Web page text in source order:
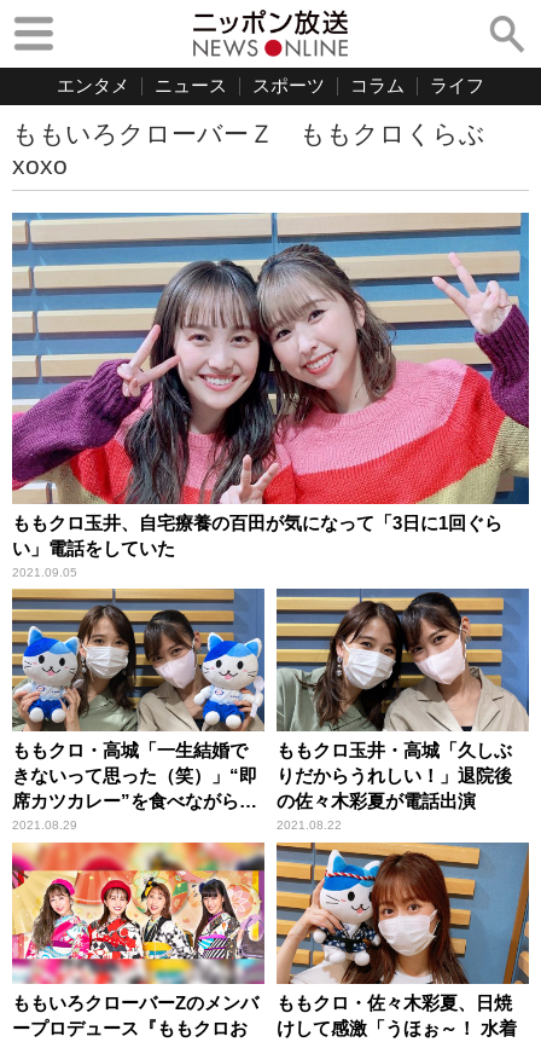
エンタメ ニュース スポーツ コラム ライフ
ももいろクローバーＺ ももクロくらぶ
xoxo
ももクロ玉井、自宅療養の百田が気になって「3日に1回ぐら
い」電話をしていた
2021.09.05
ももクロ・高城「一生結婚で
きないって思った（笑）」“即
席カツカレー”を食べながら反
省
2021.08.29
ももクロ玉井・高城「久しぶ
りだからうれしい！」退院後
の佐々木彩夏が電話出演
2021.08.22
ももいろクローバーZのメンバ
ープロデュース『ももクロお
ももクロ・佐々木彩夏、日焼
けして感激「うほぉ～！ 水着